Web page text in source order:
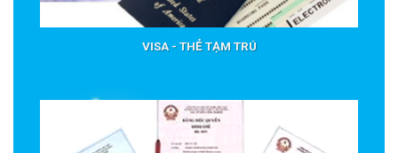
VISA - THẺ TẠM TRÚ